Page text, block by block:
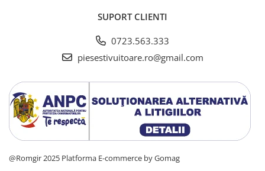
SUPORT CLIENTI
0723.563.333
piesestivuitoare.ro@gmail.com
@Romgir 2025 Platforma E-commerce by Gomag